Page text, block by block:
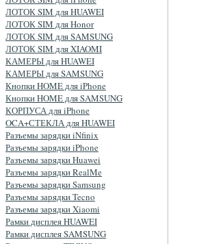
ЛОТОК SIM для HUAWEI
ЛОТОК SIM для Honor
ЛОТОК SIM для SAMSUNG
ЛОТОК SIM для XIAOMI
КАМЕРЫ для HUAWEI
КАМЕРЫ для SAMSUNG
Кнопки HOME для iPhone
Кнопки HOME для SAMSUNG
КОРПУСА для iPhone
OCA+СТЕКЛА для HUAWEI
Разъемы зарядки iNfinix
Разъемы зарядки iPhone
Разъемы зарядки Huawei
Разъемы зарядки RealMe
Разъемы зарядки Samsung
Разъемы зарядки Tecno
Разъемы зарядки Xiaomi
Рамки дисплея HUAWEI
Рамки дисплея SAMSUNG